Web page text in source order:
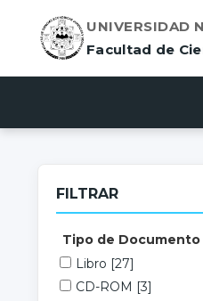
UNIVERSIDAD
Facultad de
FILTRAR
Tipo de Documento
Libro [27]
CD-ROM [3]